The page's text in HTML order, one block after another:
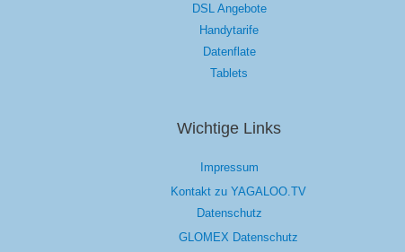
DSL Angebote
Handytarife
Datenflate
Tablets
Wichtige Links
Impressum
Kontakt zu YAGALOO.TV
Datenschutz
GLOMEX Datenschutz